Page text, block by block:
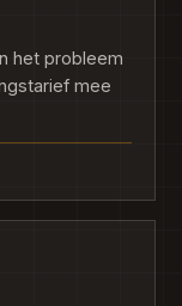
het probleem
mee